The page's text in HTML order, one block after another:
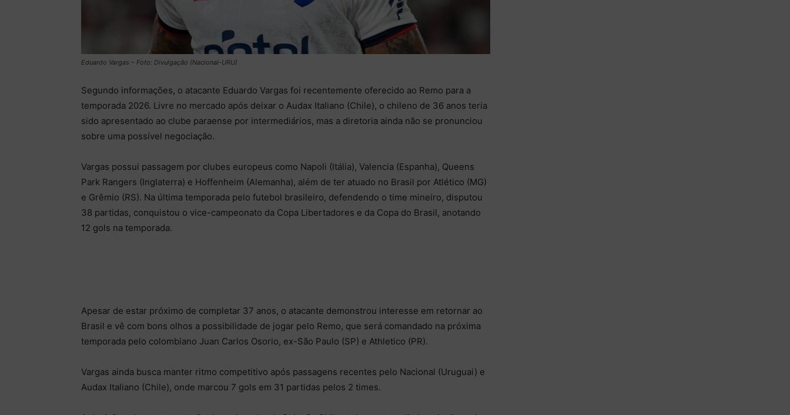
Eduardo Vargas – Foto: Divulgação (Nacional-URU)
Segundo informações, o atacante Eduardo Vargas foi recentemente oferecido ao Remo para a
temporada 2026. Livre no mercado após deixar o Audax Italiano (Chile), o chileno de 36 anos teria
sido apresentado ao clube paraense por intermediários, mas a diretoria ainda não se pronunciou
sobre uma possível negociação.
Vargas possui passagem por clubes europeus como Napoli (Itália), Valencia (Espanha), Queens
Park Rangers (Inglaterra) e Hoffenheim (Alemanha), além de ter atuado no Brasil por Atlético (MG)
e Grêmio (RS). Na última temporada pelo futebol brasileiro, defendendo o time mineiro, disputou
38 partidas, conquistou o vice-campeonato da Copa Libertadores e da Copa do Brasil, anotando
12 gols na temporada.
Apesar de estar próximo de completar 37 anos, o atacante demonstrou interesse em retornar ao
Brasil e vê com bons olhos a possibilidade de jogar pelo Remo, que será comandado na próxima
temporada pelo colombiano Juan Carlos Osorio, ex-São Paulo (SP) e Athletico (PR).
Vargas ainda busca manter ritmo competitivo após passagens recentes pelo Nacional (Uruguai) e
Audax Italiano (Chile), onde marcou 7 gols em 31 partidas pelos 2 times.